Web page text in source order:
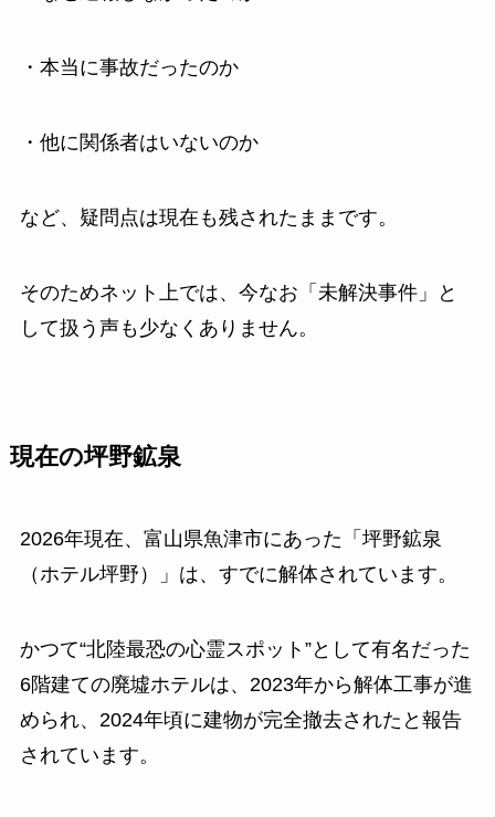
・本当に事故だったのか
・他に関係者はいないのか
など、疑問点は現在も残されたままです。
そのためネット上では、今なお「未解決事件」と
して扱う声も少なくありません。
現在の坪野鉱泉
2026年現在、富山県魚津市にあった「坪野鉱泉
（ホテル坪野）」は、すでに解体されています。
かつて“北陸最恐の心霊スポット”として有名だった
6階建ての廃墟ホテルは、2023年から解体工事が進
められ、2024年頃に建物が完全撤去されたと報告
されています。